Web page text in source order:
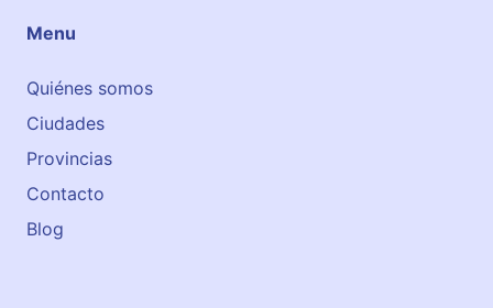
Menu
Quiénes somos
Ciudades
Provincias
Contacto
Blog